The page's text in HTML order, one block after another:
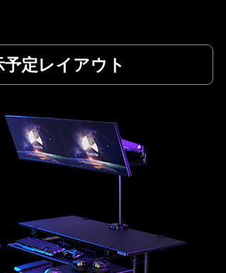
予定レイアウト